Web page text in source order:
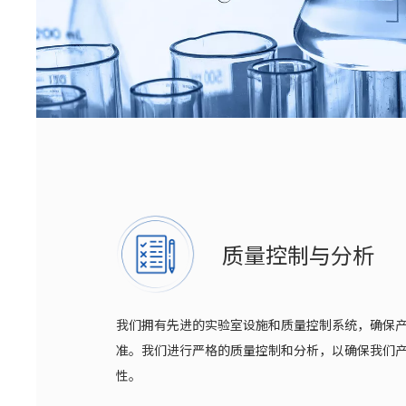
质量控制与分析
我们拥有先进的实验室设施和质量控制系统，确保
准。我们进行严格的质量控制和分析，以确保我们
性。